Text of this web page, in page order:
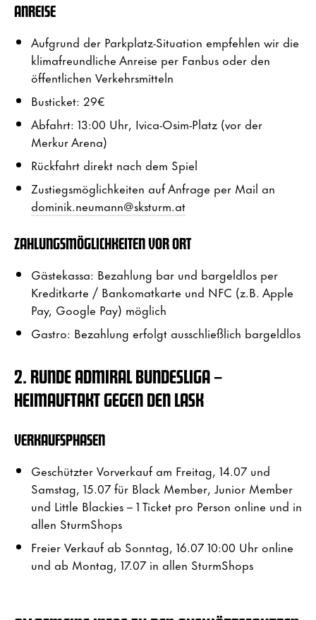
ANREISE
Aufgrund der Parkplatz-Situation empfehlen wir die
klimafreundliche Anreise per Fanbus oder den
öffentlichen Verkehrsmitteln
Busticket: 29€
Abfahrt: 13:00 Uhr, Ivica-Osim-Platz (vor der
Merkur Arena)
Rückfahrt direkt nach dem Spiel
Zustiegsmöglichkeiten auf Anfrage per Mail an
dominik.neumann@sksturm.at
ZAHLUNGSMÖGLICHKEITEN VOR ORT
Gästekassa: Bezahlung bar und bargeldlos per
Kreditkarte / Bankomatkarte und NFC (z.B. Apple
Pay, Google Pay) möglich
Gastro: Bezahlung erfolgt ausschließlich bargeldlos
2. RUNDE ADMIRAL BUNDESLIGA –
HEIMAUFTAKT GEGEN DEN LASK
VERKAUFSPHASEN
Geschützter Vorverkauf am Freitag, 14.07 und
Samstag, 15.07 für Black Member, Junior Member
und Little Blackies – 1 Ticket pro Person online und in
allen SturmShops
Freier Verkauf ab Sonntag, 16.07 10:00 Uhr online
und ab Montag, 17.07 in allen SturmShops